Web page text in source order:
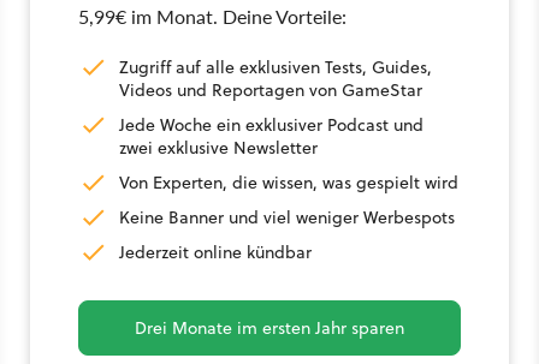
5,99€ im Monat. Deine Vorteile:
Zugriff auf alle exklusiven Tests, Guides,
Videos und Reportagen von GameStar
Jede Woche ein exklusiver Podcast und
zwei exklusive Newsletter
Von Experten, die wissen, was gespielt wird
Keine Banner und viel weniger Werbespots
Jederzeit online kündbar
Drei Monate im ersten Jahr sparen